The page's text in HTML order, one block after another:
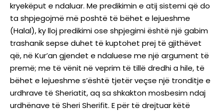
kryekëput e ndaluar. Me predikimin e atij sistemi që do
ta shpjegojmë më poshtë të bëhet e lejueshme
(Halal), ky lloj predikimi ose shpjegimi është një gabim
trashanik sepse duhet të kuptohet prej të gjithëvet
që, në Kur’an gjendet e ndaluese me një argument të
premë; me të vënit në veprim të tillë dredhi a hile, të
bëhet e lejueshme s’është tjetër veçse një tronditje e
urdhrave të Sheriatit, aq sa shkakton mosbesim ndaj
urdhënave të Sheri Sherifit. E për të drejtuar këtë